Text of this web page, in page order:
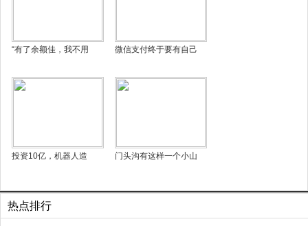
“有了余额佳，我不用 微信支付终于要有自己
投资10亿，机器人造 门头沟有这样一个小山
热点排行